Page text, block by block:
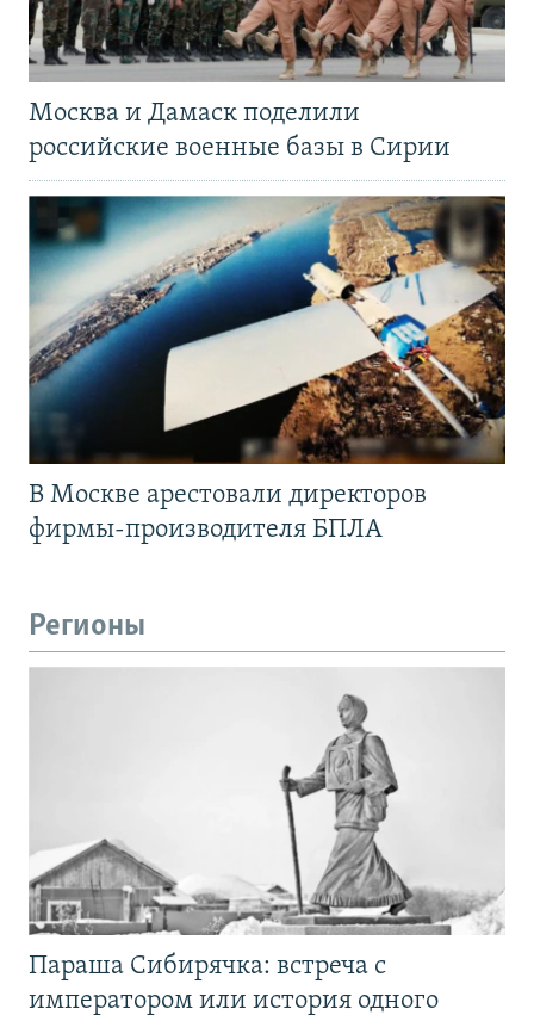
Москва и Дамаск поделили
российские военные базы в Сирии
В Москве арестовали директоров
фирмы-производителя БПЛА
Регионы
Параша Сибирячка: встреча с
императором или история одного